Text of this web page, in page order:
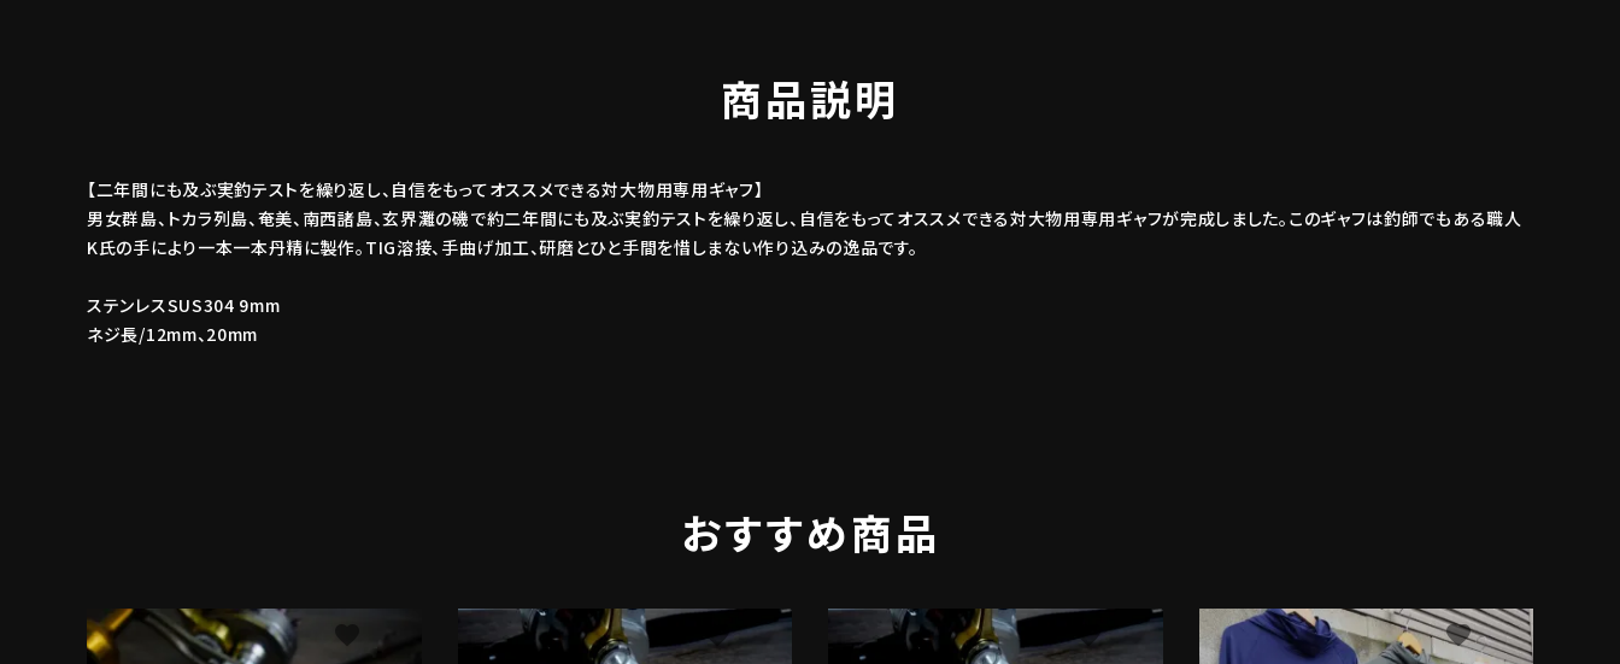
商品説明
【二年間にも及ぶ実釣テストを繰り返し、自信をもってオススメできる対大物用専用ギャフ】
男女群島、トカラ列島、奄美、南西諸島、玄界灘の磯で約二年間にも及ぶ実釣テストを繰り返し、自信をもってオススメできる対大物用専用ギャフが完成しました。このギャフは釣師でもある職人
K氏の手により一本一本丹精に製作。TIG溶接、手曲げ加工、研磨とひと手間を惜しまない作り込みの逸品です。
ステンレスSUS304 9mm
ネジ長/12mm、20mm
おすすめ商品
favorite favorite favorite favorite